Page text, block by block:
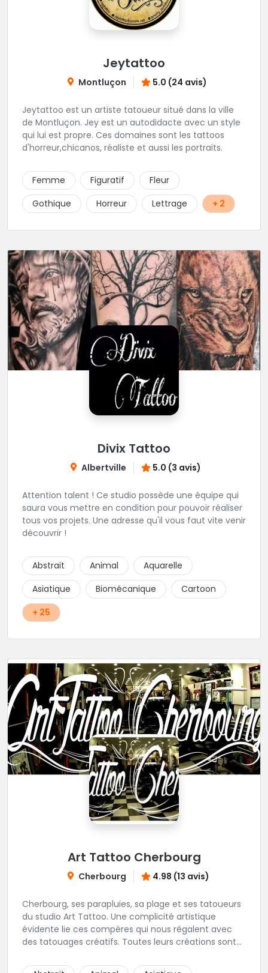
Jeytattoo
Montluçon 5.0 (24 avis)
Jeytattoo est un artiste tatoueur situé dans la ville
de Montluçon. Jey est un autodidacte avec un style
qui lui est propre. Ces domaines sont les tattoos
d'horreur,chicanos, réaliste et aussi les portraits.
Femme Figuratif
Fleur
Gothique
Horreur Lettrage + 2
Divix Tattoo
Albertville 5.0 (3 avis)
Attention talent ! Ce studio possède une équipe qui
saura vous mettre en condition pour pouvoir réaliser
tous vos projets. Une adresse qu'il vous faut vite venir
découvrir !
Abstrait Animal
Aquarelle
Asiatique
Biomécanique
Cartoon
+ 25
Art Tattoo Cherbourg
Cherbourg 4.98 (13 avis)
Cherbourg, ses parapluies, sa plage et ses tatoueurs
du studio Art Tattoo. Une complicité artistique
évidente lie ces compères qui nous régalent avec
des tatouages créatifs. Toutes leurs créations sont
d'hygiène les plus strictes. Du new-school, du old